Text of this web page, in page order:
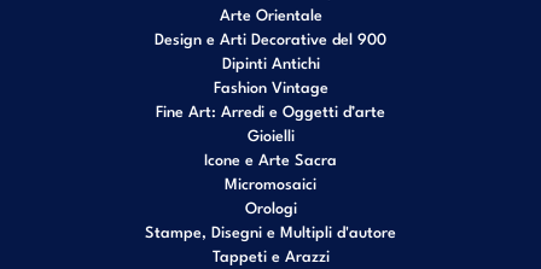
Arte Orientale
Design e Arti Decorative del 900
Dipinti Antichi
Fashion Vintage
Fine Art: Arredi e Oggetti d’arte
Gioielli
Icone e Arte Sacra
Micromosaici
Orologi
Stampe, Disegni e Multipli d'autore
Tappeti e Arazzi